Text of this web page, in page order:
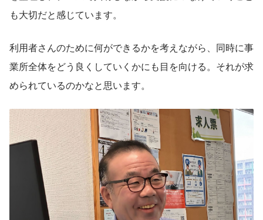
も大切だと感じています。
利用者さんのために何ができるかを考えながら、同時に事
業所全体をどう良くしていくかにも目を向ける。それが求
められているのかなと思います。